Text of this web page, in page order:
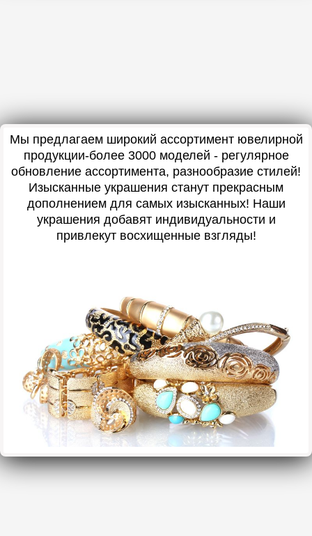
Мы предлагаем широкий ассортимент ювелирной
продукции-более 3000 моделей - регулярное
обновление ассортимента, разнообразие стилей!
Изысканные украшения станут прекрасным
дополнением для самых изысканных! Наши
украшения добавят индивидуальности и
привлекут восхищенные взгляды!